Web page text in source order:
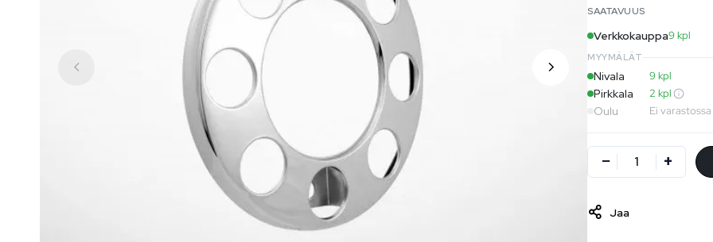
SAATAVUUS
Verkkokauppa9 kpl
MYYMÄLÄT
Nivala 9 kpl
Pirkkala 2 kpl
Oulu Ei varastossa
Jaa